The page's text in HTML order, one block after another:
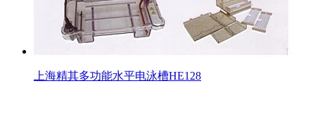
上海精其多功能水平电泳槽HE128